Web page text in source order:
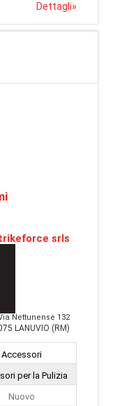
Dettagli»
srls
Nettunense 132
LANUVIO (RM)
Accessori
per la Pulizia
Nuovo